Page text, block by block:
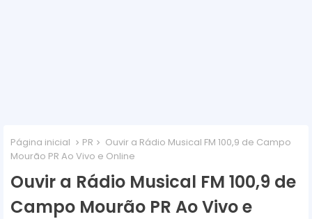
Página inicial PR
Ouvir a Rádio Musical FM 100,9 de Campo
Mourão PR Ao Vivo e Online
Ouvir a Rádio Musical FM 100,9 de
Campo Mourão PR Ao Vivo e